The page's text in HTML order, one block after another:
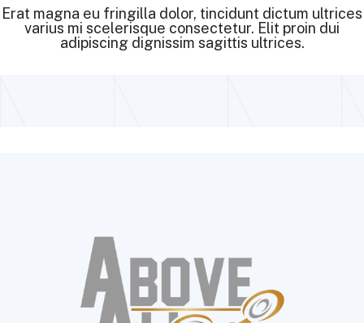
Erat magna eu fringilla dolor, tincidunt dictum ultrices
varius mi scelerisque consectetur. Elit proin dui
adipiscing dignissim sagittis ultrices.